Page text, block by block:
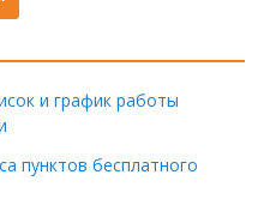
и график работы
пунктов бесплатного